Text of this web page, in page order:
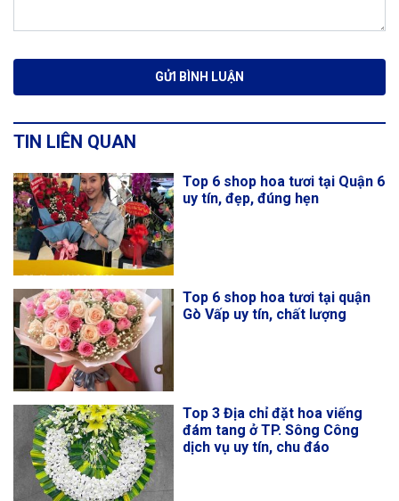
TIN LIÊN QUAN
Top 6 shop hoa tươi tại Quận 6
uy tín, đẹp, đúng hẹn
Top 6 shop hoa tươi tại quận
Gò Vấp uy tín, chất lượng
Top 3 Địa chỉ đặt hoa viếng
đám tang ở TP. Sông Công
dịch vụ uy tín, chu đáo